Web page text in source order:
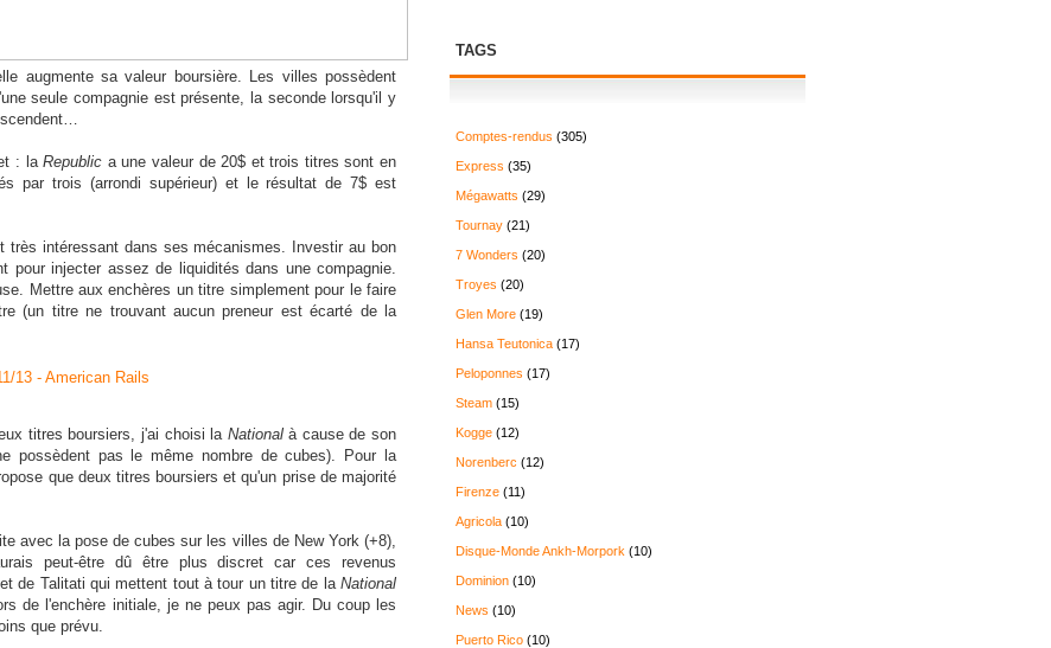
augmente sa valeur boursière. Les villes possèdent
seule compagnie est présente, la seconde lorsqu'il y
: laRepublic a une valeur de 20$ et trois titres sont en
par trois (arrondi supérieur) et le résultat de 7$ est
très intéressant dans ses mécanismes. Investir au bon
pour injecter assez de liquidités dans une compagnie.
Mettre aux enchères un titre simplement pour le faire
(un titre ne trouvant aucun preneur est écarté de la
titres boursiers, j'ai choisi la Nationalà cause de son
possèdent pas le même nombre de cubes). Pour la
que deux titres boursiers et qu'un prise de majorité
avec la pose de cubes sur les villes de New York (+8),
peut-être dû être plus discret car ces revenus
de Talitati qui mettent tout à tour un titre de la National
de l'enchère initiale, je ne peux pas agir. Du coup les
que prévu.
TAGS
Comptes-rendus (305)
Express (35)
Mégawatts (29)
Tournay (21)
7 Wonders (20)
Troyes (20)
Glen More (19)
Hansa Teutonica (17)
Peloponnes (17)
Steam (15)
Kogge (12)
Norenberc (12)
Firenze (11)
Agricola (10)
Disque-Monde Ankh-Morpork (10)
Dominion (10)
News (10)
Puerto Rico (10)